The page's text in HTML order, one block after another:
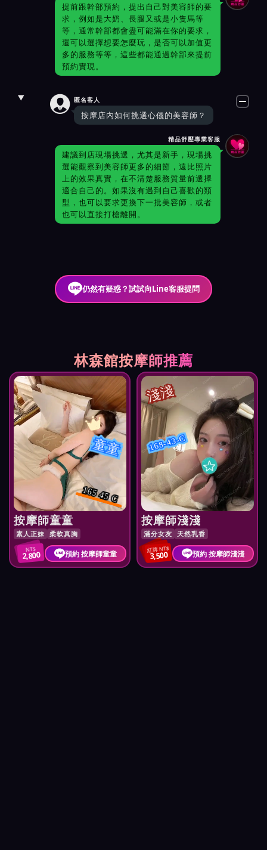
提前跟幹部預約，提出自己對美容師的要
求，例如是大奶、長腿又或是小隻馬等
等，通常幹部都會盡可能滿在你的要求，
還可以選擇想要怎麼玩，是否可以加值更
多的服務等等，這些都能通過幹部來提前
預約實現。
 匿名客人
按摩店內如何挑選心儀的美容師？
精品舒壓專業客服
建議到店現場挑選，尤其是新手，現場挑
選能觀察到美容師更多的細節，遠比照片
上的效果真實，在不清楚服務質量前選擇
適合自己的。如果沒有遇到自己喜歡的類
型，也可以要求更換下一批美容師，或者
也可以直接打槍離開。
仍然有疑惑？試試向Line客服提問
林森館按摩師推薦
童童
165 45 C
按摩師童童
素人正妹 柔軟真胸
NT$
2,800 預約 按摩師童童
淺淺
168-43-C
按摩師淺淺
滿分女友 天然乳香
紅牌 NT$
3,500 預約 按摩師淺淺